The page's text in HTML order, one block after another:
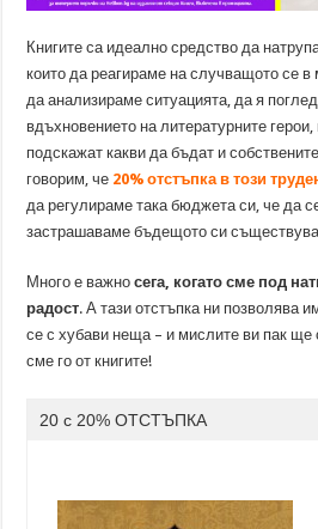
Книгите са идеално средство да
които да реагираме на случващото се в
да анализираме ситуацията, да я
вдъхновението на литературните
подскажат какви да бъдат и
говорим, че 20% отстъпка в този
да регулираме така бюджета си, че да
застрашаваме бъдещото си
Много е важносега, когато сме под
радост. А тази отстъпка ни позволява
се с хубави неща – и мислите ви пак ще
сме го от книгите!
20 с 20% ОТСТЪПКА